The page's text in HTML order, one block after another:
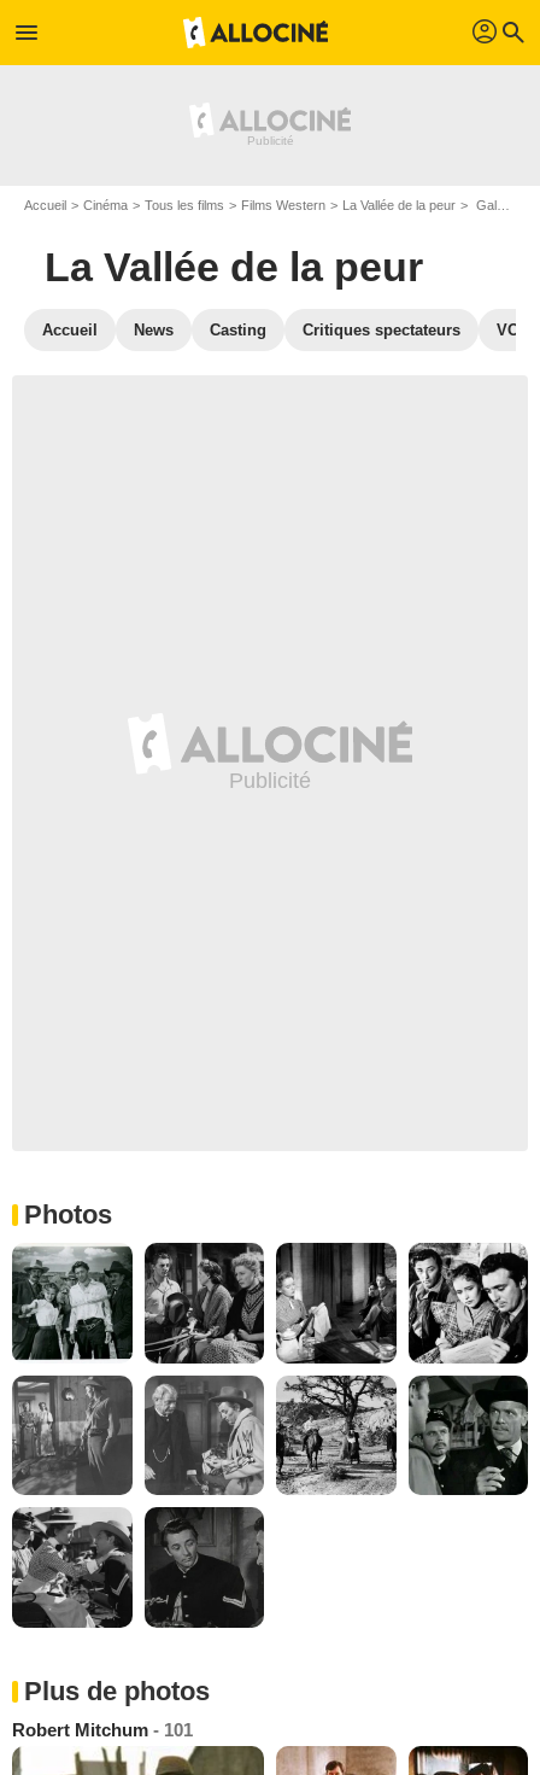
menu profil search
Accueil Cinéma Tous les films Films Western La Vallée de la peur Galerie photos du film La Vallée de la peur
La Vallée de la peur
Accueil News Casting Critiques spectateurs VOD
Photos
Plus de photos
Robert Mitchum - 101